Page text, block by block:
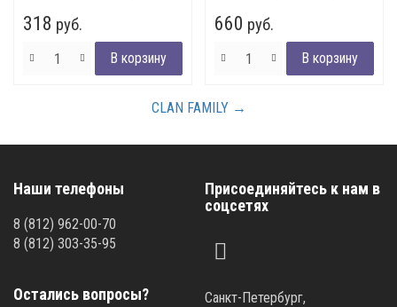
318 руб. 660 руб.
CLAN FAMILY →
Наши телефоны
8 (812) 962-00-70
8 (812) 303-35-95
Присоединяйтесь к нам в
соцсетях
Остались вопросы?
Санкт-Петербург,